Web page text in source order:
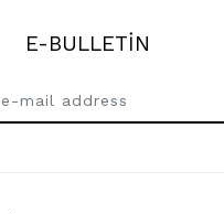
E-BULLETİN